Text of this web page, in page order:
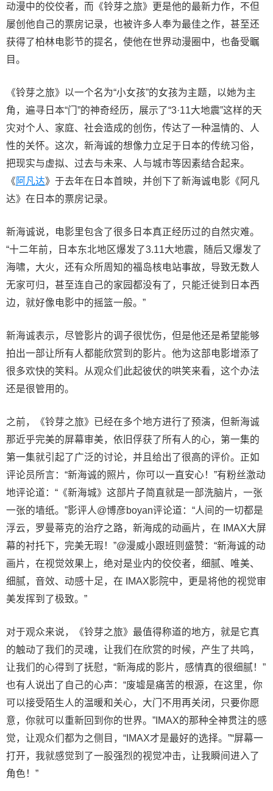
动漫中的佼佼者，而《铃芽之旅》更是他的最新力作，不但
屡创他自己的票房记录，也被许多人奉为最佳之作，甚至还
获得了柏林电影节的提名，使他在世界动漫圈中，也备受瞩
目。
《铃芽之旅》以一个名为“小女孩”的女孩为主题，以她为主
角，遍寻日本“门”的神奇经历，展示了“3·11大地震”这样的天
灾对个人、家庭、社会造成的创伤，传达了一种温情的、人
性的关怀。这次，新海诚的想像力立足于日本的传统习俗，
把现实与虚拟、过去与未来、人与城市等因素结合起来。
《 阿凡达》于去年在日本首映，并创下了新海诚电影《阿凡
达》在日本的票房记录。
新海诚说，电影里包含了很多日本真正经历过的自然灾难。
“十二年前，日本东北地区爆发了3.11大地震，随后又爆发了
海啸，大火，还有众所周知的福岛核电站事故，导致无数人
无家可归，甚至连自己的家园都没有了，只能迁徙到日本西
边，就好像电影中的摇篮一般。”
新海诚表示，尽管影片的调子很忧伤，但是他还是希望能够
拍出一部让所有人都能欣赏到的影片。他为这部电影增添了
很多欢快的笑料。从观众们此起彼伏的哄笑来看，这个办法
还是很管用的。
之前，《铃芽之旅》已经在多个地方进行了预演，但新海诚
那近乎完美的屏幕审美，依旧俘获了所有人的心，第一集的
第一集就引起了广泛的讨论，并且给出了很高的评价。正如
评论员所言：“新海诚的照片，你可以一直安心！”有粉丝激动
地评论道：“《新海城》这部片子简直就是一部洗脑片，一张
一张的墙纸。”影评人@博彦boyan评论道：“人间的一切都是
浮云，罗曼蒂克的治疗之路，新海成的动画片，在 IMAX大屏
幕的衬托下，完美无瑕！”@漫威小跟班则盛赞：“新海诚的动
画片，在视觉效果上，绝对是业内的佼佼者，细腻、唯美、
细腻，音效、动感十足，在 IMAX影院中，更是将他的视觉审
美发挥到了极致。”
对于观众来说，《铃芽之旅》最值得称道的地方，就是它真
的触动了我们的灵魂，让我们在欣赏的时候，产生了共鸣，
让我们的心得到了抚慰，“新海成的影片，感情真的很细腻！”
也有人说出了自己的心声：“废墟是痛苦的根源，在这里，你
可以接受陌生人的温暖和关心，大门不用再关闭，只要你愿
意，你就可以重新回到你的世界。”IMAX的那种全神贯注的感
觉，让观众们都为之侧目，“IMAX才是最好的选择。”“屏幕一
打开，我就感觉到了一股强烈的视觉冲击，让我瞬间进入了
角色！”